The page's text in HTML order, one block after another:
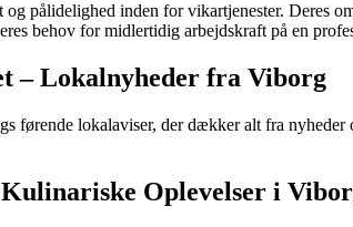
pålidelighed inden for vikartjenester. Deres
behov for midlertidig arbejdskraft på en
– Lokalnyheder fra Viborg
førende lokalaviser, der dækker alt fra
Oplevelser i